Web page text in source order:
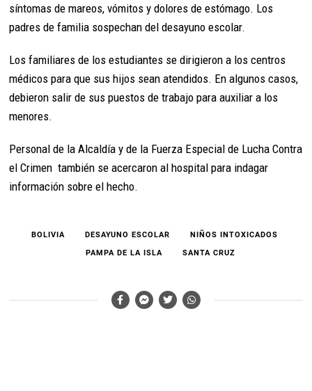
síntomas de mareos, vómitos y dolores de estómago. Los
padres de familia sospechan del desayuno escolar.
Los familiares de los estudiantes se dirigieron a los centros
médicos para que sus hijos sean atendidos. En algunos casos,
debieron salir de sus puestos de trabajo para auxiliar a los
menores.
Personal de la Alcaldía y de la Fuerza Especial de Lucha Contra
el Crimen también se acercaron al hospital para indagar
información sobre el hecho.
BOLIVIA DESAYUNO ESCOLAR
NIÑOS INTOXICADOS
PAMPA DE LA ISLA
SANTA CRUZ